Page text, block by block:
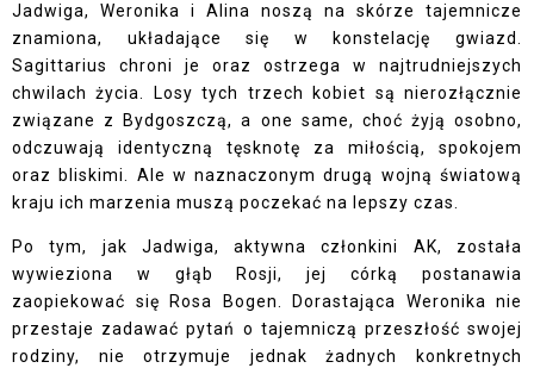
Jadwiga, Weronika i Alina noszą na skórze tajemnicze
znamiona, układające się w konstelację gwiazd.
Sagittarius chroni je oraz ostrzega w najtrudniejszych
chwilach życia. Losy tych trzech kobiet są nierozłącznie
związane z Bydgoszczą, a one same, choć żyją osobno,
odczuwają identyczną tęsknotę za miłością, spokojem
oraz bliskimi. Ale w naznaczonym drugą wojną światową
kraju ich marzenia muszą poczekać na lepszy czas.
Po tym, jak Jadwiga, aktywna członkini AK, została
wywieziona w głąb Rosji, jej córką postanawia
zaopiekować się Rosa Bogen. Dorastająca Weronika nie
przestaje zadawać pytań o tajemniczą przeszłość swojej
rodziny, nie otrzymuje jednak żadnych konkretnych